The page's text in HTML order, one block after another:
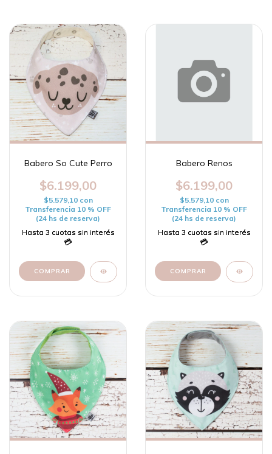
Babero So Cute Perro
$6.199,00
$5.579,10 con
Transferencia 10 % OFF
(24 hs de reserva)
Babero Renos
$6.199,00
$5.579,10 con
Transferencia 10 % OFF
(24 hs de reserva)